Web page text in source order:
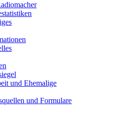
und Ehemalige
und Formulare